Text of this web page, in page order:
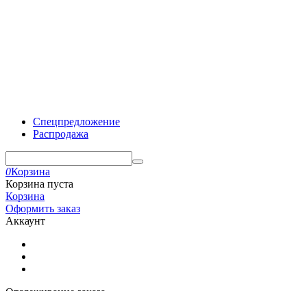
Спецпредложение
Распродажа
0Корзина
Корзина пуста
Корзина
Оформить заказ
Аккаунт